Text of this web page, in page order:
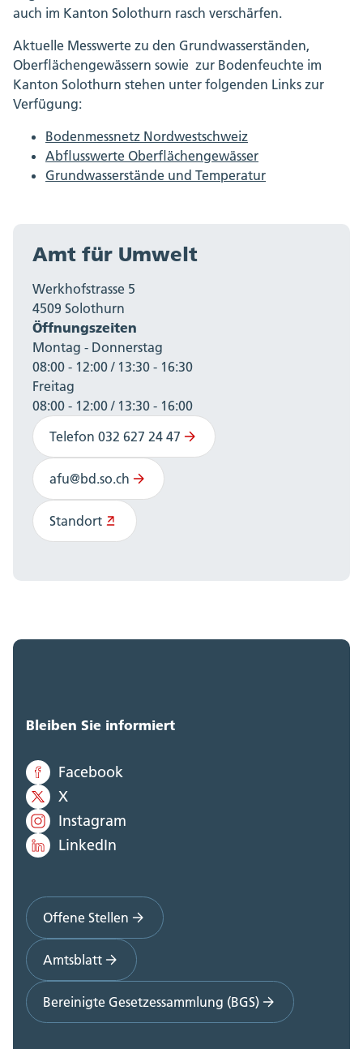
auch im Kanton Solothurn rasch verschärfen.
Aktuelle Messwerte zu den Grundwasserständen,
Oberflächengewässern sowie zur Bodenfeuchte im
Kanton Solothurn stehen unter folgenden Links zur
Verfügung:
Bodenmessnetz Nordwestschweiz
Abflusswerte Oberflächengewässer
Grundwasserstände und Temperatur
Amt für Umwelt
Werkhofstrasse 5
4509 Solothurn
Öffnungszeiten
Montag - Donnerstag
08:00 - 12:00 / 13:30 - 16:30
Freitag
08:00 - 12:00 / 13:30 - 16:00
Telefon 032 627 24 47
afu@bd.so.ch
Standort
Bleiben Sie informiert
Facebook
X
Instagram
LinkedIn
Offene Stellen
Amtsblatt
Bereinigte Gesetzessammlung (BGS)